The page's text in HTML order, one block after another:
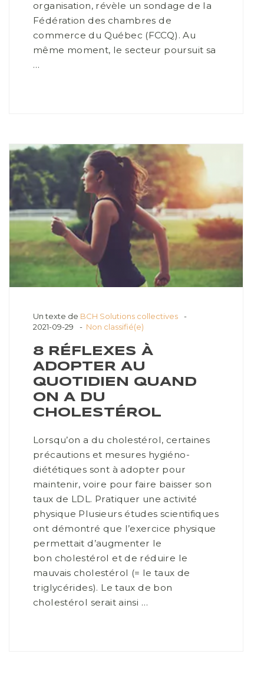
organisation, révèle un sondage de la
Fédération des chambres de
commerce du Québec (FCCQ). Au
même moment, le secteur poursuit sa
…
Un texte de BCH Solutions collectives
2021-09-29
Non classifié(e)
8 RÉFLEXES À
ADOPTER AU
QUOTIDIEN QUAND
ON A DU
CHOLESTÉROL
Lorsqu’on a du cholestérol, certaines
précautions et mesures hygiéno-
diététiques sont à adopter pour
maintenir, voire pour faire baisser son
taux de LDL. Pratiquer une activité
physique Plusieurs études scientifiques
ont démontré que l’exercice physique
permettait d’augmenter le
bon cholestérol et de réduire le
mauvais cholestérol (= le taux de
triglycérides). Le taux de bon
cholestérol serait ainsi …